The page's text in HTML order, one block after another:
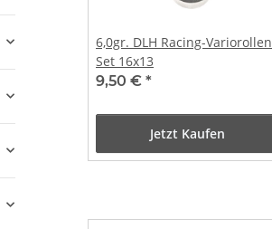
6,0gr. DLH Racing-Variorollen
Set 16x13
9,50 € *
Jetzt Kaufen